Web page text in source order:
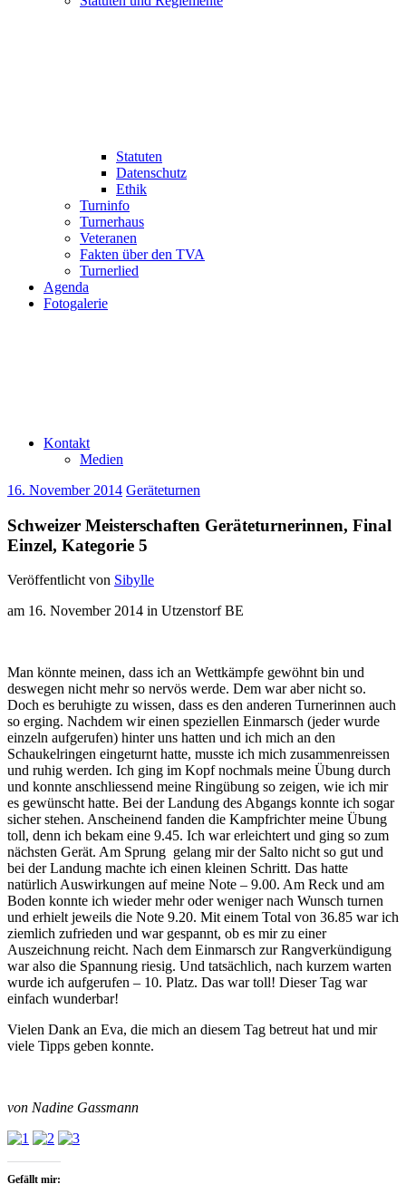
Statuten
Datenschutz
Ethik
Turninfo
Turnerhaus
Veteranen
Fakten über den TVA
Turnerlied
Agenda
Fotogalerie
Kontakt
Medien
16. November 2014 Geräteturnen
Schweizer Meisterschaften Geräteturnerinnen, Final
Einzel, Kategorie 5
Veröffentlicht von Sibylle
am 16. November 2014 in Utzenstorf BE
Man könnte meinen, dass ich an Wettkämpfe gewöhnt bin und
deswegen nicht mehr so nervös werde. Dem war aber nicht so.
Doch es beruhigte zu wissen, dass es den anderen Turnerinnen auch
so erging. Nachdem wir einen speziellen Einmarsch (jeder wurde
einzeln aufgerufen) hinter uns hatten und ich mich an den
Schaukelringen eingeturnt hatte, musste ich mich zusammenreissen
und ruhig werden. Ich ging im Kopf nochmals meine Übung durch
und konnte anschliessend meine Ringübung so zeigen, wie ich mir
es gewünscht hatte. Bei der Landung des Abgangs konnte ich sogar
sicher stehen. Anscheinend fanden die Kampfrichter meine Übung
toll, denn ich bekam eine 9.45. Ich war erleichtert und ging so zum
nächsten Gerät. Am Sprung gelang mir der Salto nicht so gut und
bei der Landung machte ich einen kleinen Schritt. Das hatte
natürlich Auswirkungen auf meine Note – 9.00. Am Reck und am
Boden konnte ich wieder mehr oder weniger nach Wunsch turnen
und erhielt jeweils die Note 9.20. Mit einem Total von 36.85 war ich
ziemlich zufrieden und war gespannt, ob es mir zu einer
Auszeichnung reicht. Nach dem Einmarsch zur Rangverkündigung
war also die Spannung riesig. Und tatsächlich, nach kurzem warten
wurde ich aufgerufen – 10. Platz. Das war toll! Dieser Tag war
einfach wunderbar!
Vielen Dank an Eva, die mich an diesem Tag betreut hat und mir
viele Tipps geben konnte.
von Nadine Gassmann
Gefällt mir: